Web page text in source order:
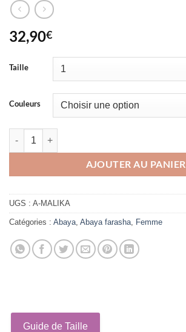
32,90€
Taille
Couleurs
quantité de Abaya Malika Mouhajiroun
AJOUTER AU PANIER
UGS : A-MALIKA
Catégories : Abaya Abaya farasha Femme
Guide de Taille